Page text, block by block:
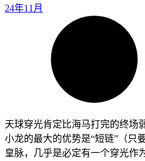
24年11月
天球穿光肯定比海马打完的终场弱
小龙的最大的优势是“短链”（只
皇脉，几乎是必定有一个穿光作